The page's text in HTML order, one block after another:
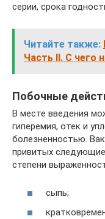
серии, срока
Читайте также:
Часть II. С чего
Побочные
В месте введения
гиперемия, отек и
болезненностью.
привитых
степени
сыпь;